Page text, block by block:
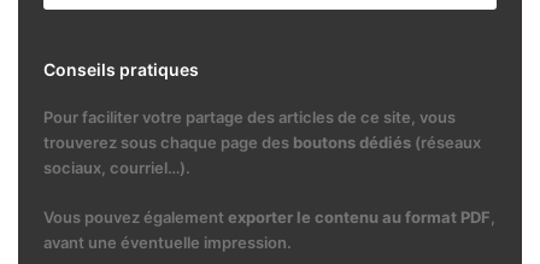
Conseils pratiques
Pour faciliter votre partage des articles de ce site, vous
trouverez sous chaque page des boutons dédiés(réseaux
sociaux, courriel…).
Vous pouvez égalementexporter le contenu au format PDF
avant une éventuelle impression.